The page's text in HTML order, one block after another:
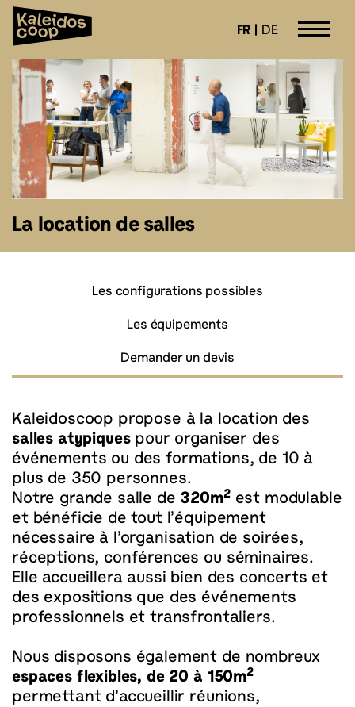
Aller
directement
contenu
Kaleidoscoop
Lieu de vie et de travail transfrontalier
FR DE
La location de salles
Les configurations possibles
Les équipements
Demander un devis
Kaleidoscoop propose à la location des
salles atypiquespour organiser des
événements ou des formations, de 10 à
plus de 350 personnes.
Notre grande salle de 320m2 est modulable
et bénéficie de tout l’équipement
nécessaire à l’organisation de soirées,
réceptions, conférences ou séminaires.
Elle accueillera aussi bien des concerts et
des expositions que des événements
professionnels et transfrontaliers.
Nous disposons également de nombreux
espaces flexibles, de 20 à 150m2
permettant d’accueillir réunions,
Panneau de gestion des cookies